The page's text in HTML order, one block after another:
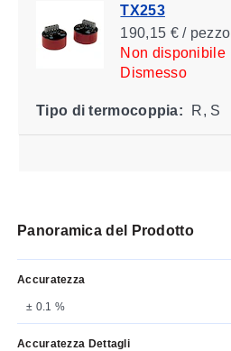
TX253
190,15 € / pezzo
Non disponibile
Dismesso
Tipo di termocoppia: R, S
Panoramica del Prodotto
Accuratezza
± 0.1 %
Accuratezza Dettagli